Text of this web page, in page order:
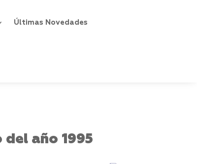
Últimas Novedades
año 1995